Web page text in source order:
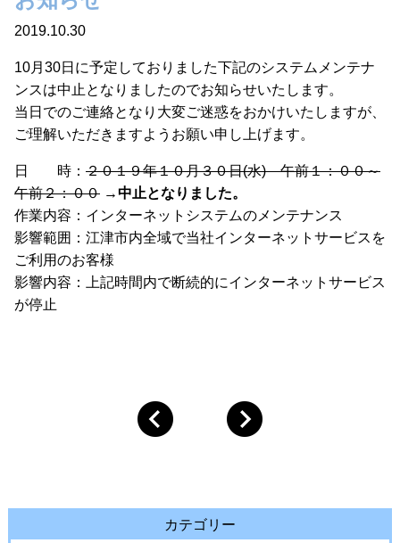
2019.10.30
10月30日に予定しておりました下記のシステムメンテナ
ンスは中止となりましたのでお知らせいたします。
当日でのご連絡となり大変ご迷惑をおかけいたしますが、
ご理解いただきますようお願い申し上げます。
日 時： ２０１９年１０月３０日(水) 午前１：００～
午前２：００ →中止となりました。
作業内容：インターネットシステムのメンテナンス
影響範囲：江津市内全域で当社インターネットサービスを
ご利用のお客様
影響内容：上記時間内で断続的にインターネットサービス
が停止
カテゴリー